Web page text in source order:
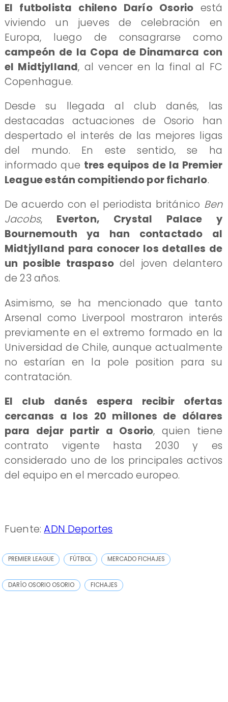
El futbolista chileno Darío Osorio está
viviendo un jueves de celebración en
Europa, luego de consagrarse como
campeón de la Copa de Dinamarca con
el Midtjylland, al vencer en la final al FC
Copenhague.
Desde su llegada al club danés, las
destacadas actuaciones de Osorio han
despertado el interés de las mejores ligas
del mundo. En este sentido, se ha
informado que tres equipos de la Premier
League están compitiendo por ficharlo.
De acuerdo con el periodista británico Ben
Jacobs, Everton, Crystal Palace y
Bournemouth ya han contactado al
Midtjylland para conocer los detalles de
un posible traspaso del joven delantero
de 23 años.
Asimismo, se ha mencionado que tanto
Arsenal como Liverpool mostraron interés
previamente en el extremo formado en la
Universidad de Chile, aunque actualmente
no estarían en la pole position para su
contratación.
El club danés espera recibir ofertas
cercanas a los 20 millones de dólares
para dejar partir a Osorio, quien tiene
contrato vigente hasta 2030 y es
considerado uno de los principales activos
del equipo en el mercado europeo.
Fuente:ADN Deportes
PREMIER LEAGUE FÚTBOL MERCADO FICHAJES
DARÍO OSORIO OSORIO FICHAJES